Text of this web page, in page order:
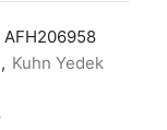
, Kuhn Yedek